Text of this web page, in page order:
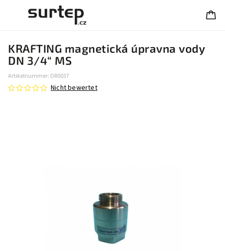
KRAFTING magnetická úpravna vody
DN 3/4“ MS
Artikelnummer: DR0037
Nicht bewertet